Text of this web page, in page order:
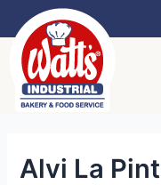
Alvi La